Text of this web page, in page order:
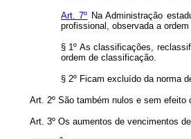
Art. 7º Na Administração
profissional, observada a
§ 1º As classificações,
ordem de classificação.
§ 2º Ficam excluído da norma
Art. 2º São também nulos e sem
Art. 3º Os aumentos de vencimentos